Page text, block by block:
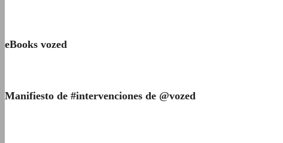
eBooks vozed
Manifiesto de #intervenciones de @vozed